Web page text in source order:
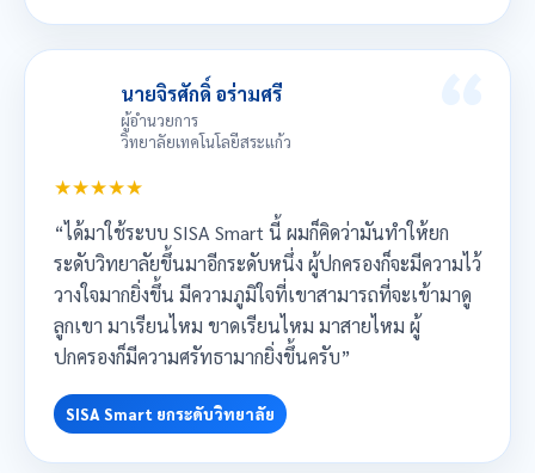
นายจิรศักดิ์ อร่ามศรี
ผู้อำนวยการ
วิทยาลัยเทคโนโลยีสระแก้ว
★★★★★
“ได้มาใช้ระบบ SISA Smart นี้ ผมก็คิดว่ามันทำให้ยก
ระดับวิทยาลัยขึ้นมาอีกระดับหนึ่ง ผู้ปกครองก็จะมีความไว้
วางใจมากยิ่งขึ้น มีความภูมิใจที่เขาสามารถที่จะเข้ามาดู
ลูกเขา มาเรียนไหม ขาดเรียนไหม มาสายไหม ผู้
ปกครองก็มีความศรัทธามากยิ่งขึ้นครับ”
SISA Smart ยกระดับวิทยาลัย